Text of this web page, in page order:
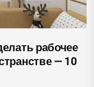
рабочее
— 10